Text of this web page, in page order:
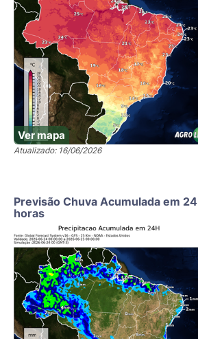
Ver mapa
Atualizado: 16/06/2026
Previsão Chuva Acumulada em 24
horas